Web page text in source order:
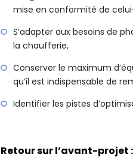
mise en conformité de
S’adapter aux besoins de
la chaufferie,
Conserver le maximum
qu’il est indispensable de
Identifier les pistes
Retour sur l’avant-projet :